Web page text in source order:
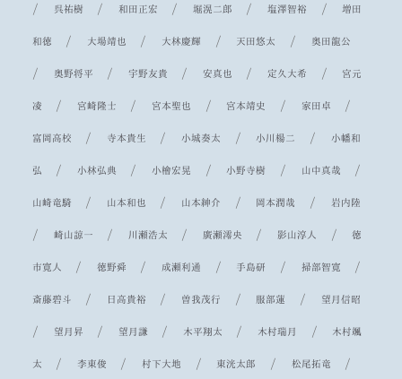
/ 呉祐樹 / 和田正宏 / 堀滉二郎 / 塩澤智裕 / 増田
和徳 / 大場靖也 / 大林慶輝 / 天田悠太 / 奥田龍公
/ 奥野将平 / 宇野友貴 /安真也 /定久大希 / 宮元
凌 / 宮崎隆士 / 宮本聖也 / 宮本靖史 / 家田卓 /
富岡高校 / 寺本貴生 / 小城奏太 / 小川楊二 / 小幡和
弘 / 小林弘典 / 小檜宏晃 / 小野寺樹 / 山中真哉 /
山崎竜騎 / 山本和也 / 山本紳介 / 岡本潤哉 / 岩内陸
/ 崎山諒一 / 川瀬浩太 / 廣瀬澪央 / 影山淳人 /徳
市寛人 /徳野舜 / 成瀬利通 / 手島研 / 掃部智寛 /
斎藤碧斗 / 日高貴裕 / 曽我茂行 / 服部蓮 / 望月信昭
/ 望月昇 / 望月謙 / 木平翔太 / 木村瑞月 / 木村颯
太 / 李東俊 / 村下大地 / 東洸太郎 / 松尾拓竜 /